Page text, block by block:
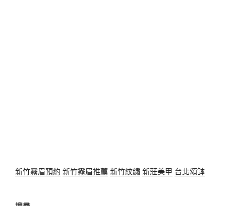
新竹霧眉預約 新竹霧眉推薦 新竹紋繡新莊美甲 台北頌缽